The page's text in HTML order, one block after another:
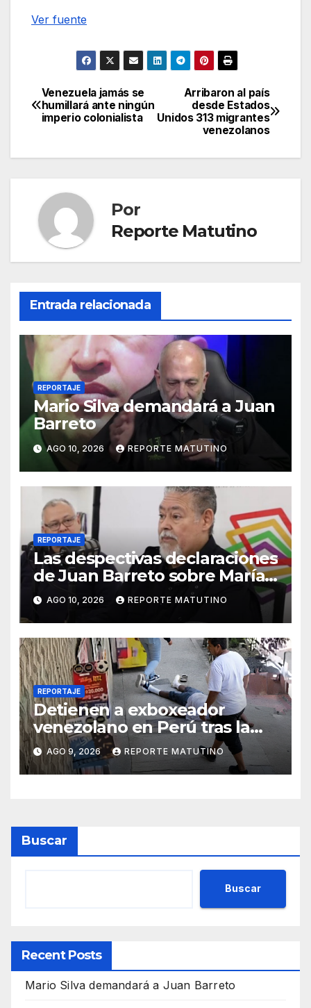
Ver fuente
Navegación
de
entradas
Arribaron al país
desde Estados
Unidos 313 migrantes
venezolanos
Venezuela jamás se
humillará ante ningún
imperio colonialista
Por
Reporte Matutino
Entrada relacionada
REPORTAJE
Mario Silva demandará a Juan
Barreto
AGO 10, 2026 REPORTE MATUTINO
REPORTAJE
Las despectivas declaraciones
de Juan Barreto sobre María
Corina
AGO 10, 2026 REPORTE MATUTINO
REPORTAJE
Detienen a exboxeador
venezolano en Perú tras la
muerte de mototaxista
durante una riña
AGO 9, 2026 REPORTE MATUTINO
Buscar
Buscar
Recent Posts
Mario Silva demandará a Juan Barreto